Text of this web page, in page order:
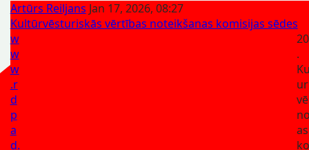
Artūrs Reiljans Jan 17, 2026, 08:27
Kultūrvēsturiskās vērtības noteikšanas komisijas sēdes
w
w
w
.r
d
p
a
d.
.
as